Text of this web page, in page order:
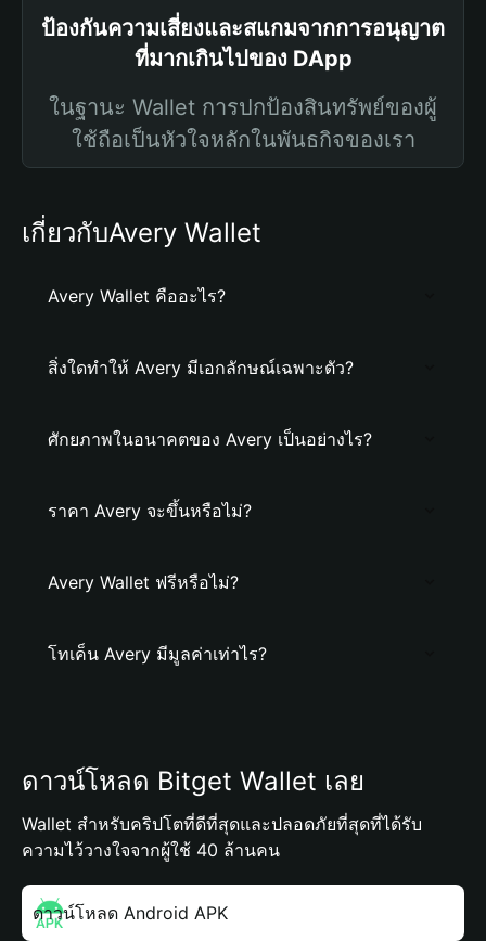
ป้องกันความเสี่ยงและสแกมจากการอนุญาต
ที่มากเกินไปของ DApp
ในฐานะ Wallet การปกป้องสินทรัพย์ของผู้
ใช้ถือเป็นหัวใจหลักในพันธกิจของเรา
เกี่ยวกับAvery Wallet
Avery Wallet คืออะไร?
สิ่งใดทำให้ Avery มีเอกลักษณ์เฉพาะตัว?
ศักยภาพในอนาคตของ Avery เป็นอย่างไร?
ราคา Avery จะขึ้นหรือไม่?
Avery Wallet ฟรีหรือไม่?
โทเค็น Avery มีมูลค่าเท่าไร?
ดาวน์โหลด Bitget Wallet เลย
Wallet สำหรับคริปโตที่ดีที่สุดและปลอดภัยที่สุดที่ได้รับ
ความไว้วางใจจากผู้ใช้ 40 ล้านคน
ดาวน์โหลด Android APK